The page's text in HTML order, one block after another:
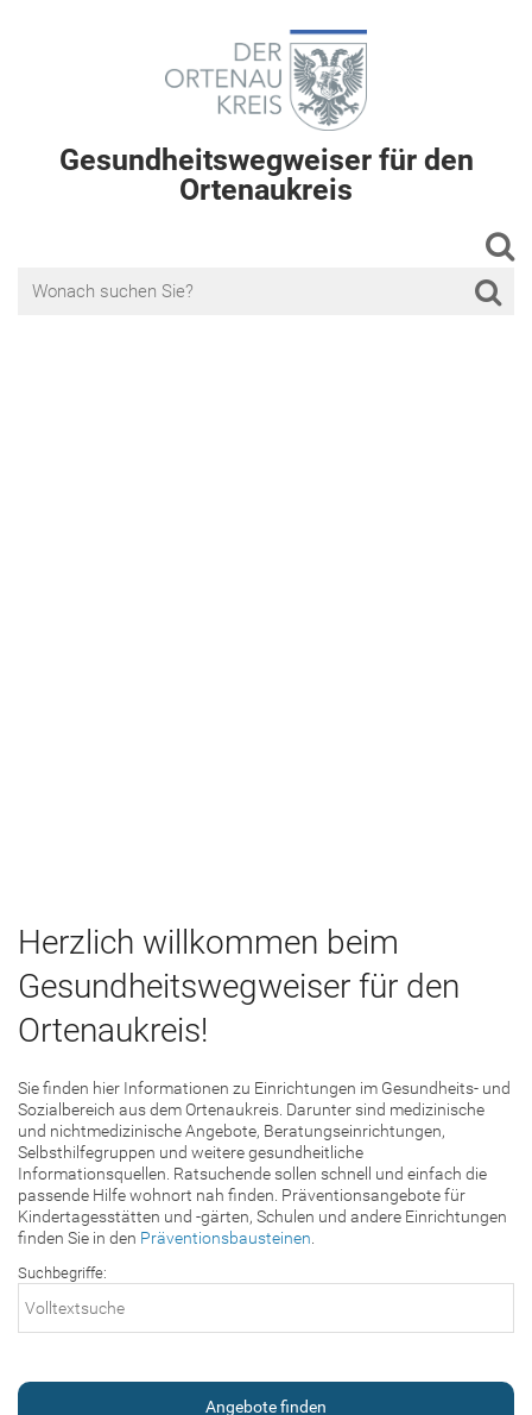
Gesundheitswegweiser für den
Ortenaukreis
Herzlich willkommen beim
Gesundheitswegweiser für den
Ortenaukreis!
Sie finden hier Informationen zu Einrichtungen im Gesundheits- und
Sozialbereich aus dem Ortenaukreis. Darunter sind medizinische
und nichtmedizinische Angebote, Beratungseinrichtungen,
Selbsthilfegruppen und weitere gesundheitliche
Informationsquellen. Ratsuchende sollen schnell und einfach die
passende Hilfe wohnort nah finden. Präventionsangebote für
Kindertagesstätten und -gärten, Schulen und andere Einrichtungen
finden Sie in den Präventionsbausteinen
Suchbegriffe: